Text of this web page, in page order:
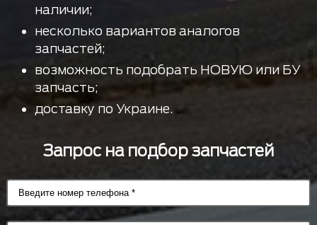
наличии;
несколько вариантов аналогов
запчастей;
возможность подобрать НОВУЮ или БУ
запчасть;
доставку по Украине.
Запрос на подбор запчастей